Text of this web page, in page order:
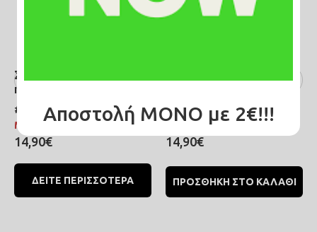
Σκούφος πλεκτός με
πέρλες και στρας μαύρο
#C996
Μη διαθέσιμο
14,90€
ΔΕΙΤΕ ΠΕΡΙΣΣΟΤΕΡΑ
#C995
Άμεσα διαθέσιμο
14,90€
ΠΡΟΣΘΗΚΗ ΣΤΟ ΚΑΛΑΘΙ
Αποστολή ΜΟΝΟ με 2€!!!